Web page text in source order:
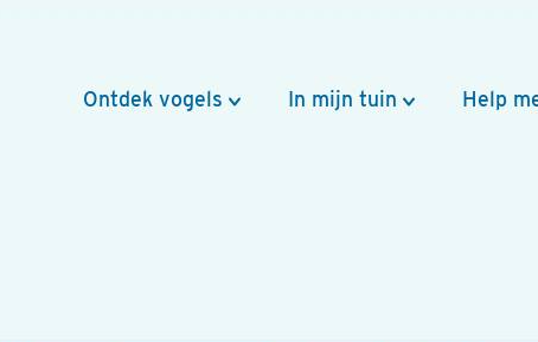
Ontdek vogels In mijn tuin Help